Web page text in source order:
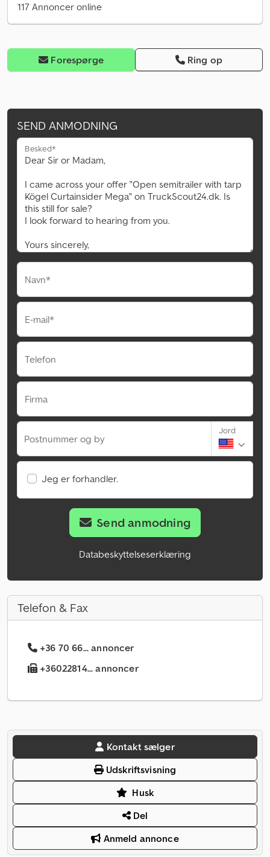
117 Annoncer online
Forespørge Ring op
SEND ANMODNING
Besked*
Navn*
E-mail*
Telefon
Firma
Postnummer og by
Jord
Jeg er forhandler.
Send anmodning
Databeskyttelseserklæring
Telefon & Fax
+36 70 66... annoncer
+36022814... annoncer
Kontakt sælger
Udskriftsvisning
Husk
Del
Anmeld annonce